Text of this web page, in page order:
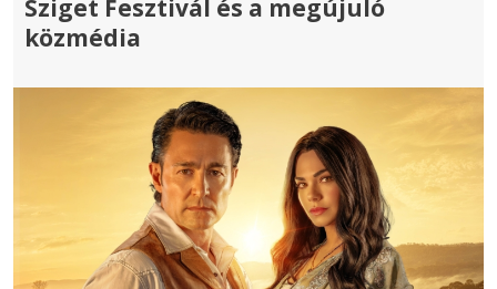
Sziget Fesztivál és a megújuló
közmédia